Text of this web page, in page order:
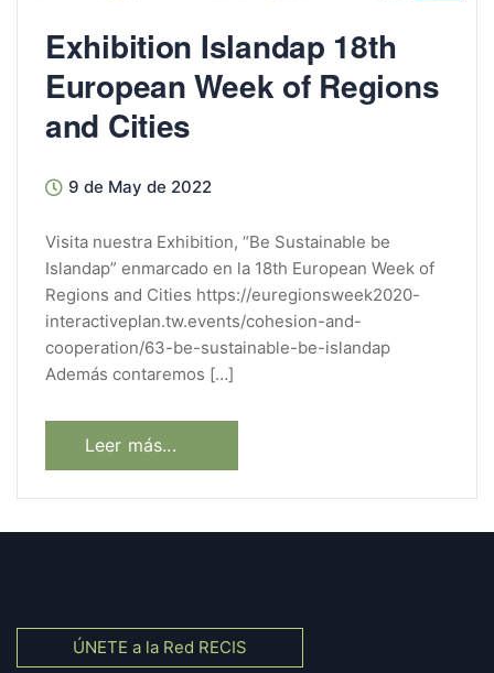
Exhibition Islandap 18th
European Week of Regions
and Cities
9 de May de 2022
Visita nuestra Exhibition, “Be Sustainable be
Islandap” enmarcado en la 18th European Week of
Regions and Cities https://euregionsweek2020-
interactiveplan.tw.events/cohesion-and-
cooperation/63-be-sustainable-be-islandap
Además contaremos […]
Leer más...
ÚNETE a la Red RECIS